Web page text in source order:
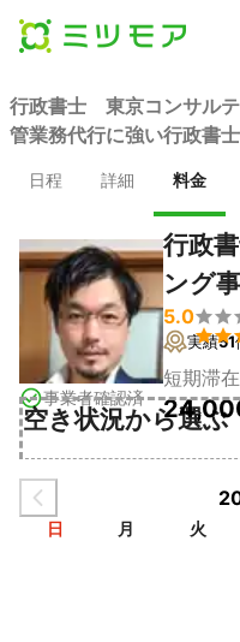
行政書士 東京コンサル
管業務代行に強い行政書士
日程 詳細 料金
事業者確認済
行政
ング
5.0
実績51
短期滞
空き状況から選ぶ
日 月 火